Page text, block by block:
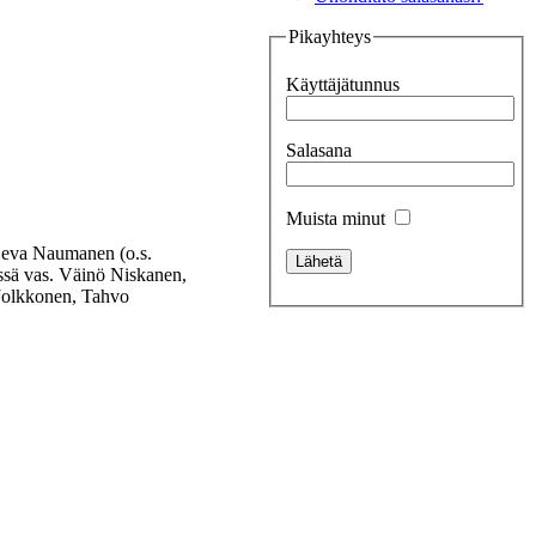
Pikayhteys
Käyttäjätunnus
Salasana
Muista minut
Naumanen (o.s.
vas. Väinö Niskanen,
Tahvo